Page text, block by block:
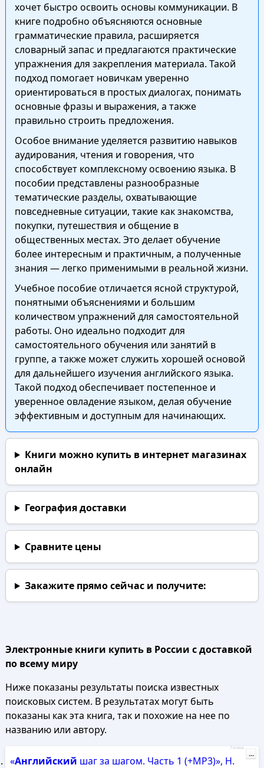
хочет быстро освоить основы коммуникации. В
книге подробно объясняются основные
грамматические правила, расширяется
словарный запас и предлагаются практические
упражнения для закрепления материала. Такой
подход помогает новичкам уверенно
ориентироваться в простых диалогах, понимать
основные фразы и выражения, а также
правильно строить предложения.
Особое внимание уделяется развитию навыков
аудирования, чтения и говорения, что
способствует комплексному освоению языка. В
пособии представлены разнообразные
тематические разделы, охватывающие
повседневные ситуации, такие как знакомства,
покупки, путешествия и общение в
общественных местах. Это делает обучение
более интересным и практичным, а полученные
знания — легко применимыми в реальной жизни.
Учебное пособие отличается ясной структурой,
понятными объяснениями и большим
количеством упражнений для самостоятельной
работы. Оно идеально подходит для
самостоятельного обучения или занятий в
группе, а также может служить хорошей основой
для дальнейшего изучения английского языка.
Такой подход обеспечивает постепенное и
уверенное овладение языком, делая обучение
эффективным и доступным для начинающих.
Книги можно купить в интернет магазинах
онлайн
География доставки
Сравните цены
Закажите прямо сейчаси получите:
Электронные книги купить в России с доставкой
по всему миру
Ниже показаны результаты поиска известных
поисковых систем. В результатах могут быть
показаны как эта книга, так и похожие на нее по
названию или автору.
«Английский шаг за шагом. Часть 1 (+MP3)», Н.
Реклама
...